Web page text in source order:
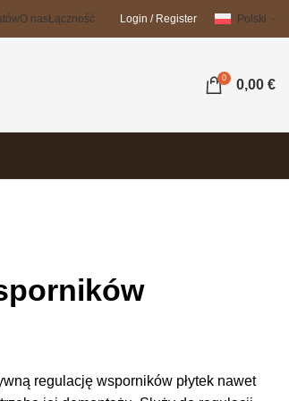
O nasŁączność Login / Register Polski
0 0,00 €
regulację wsporników płytek nawet